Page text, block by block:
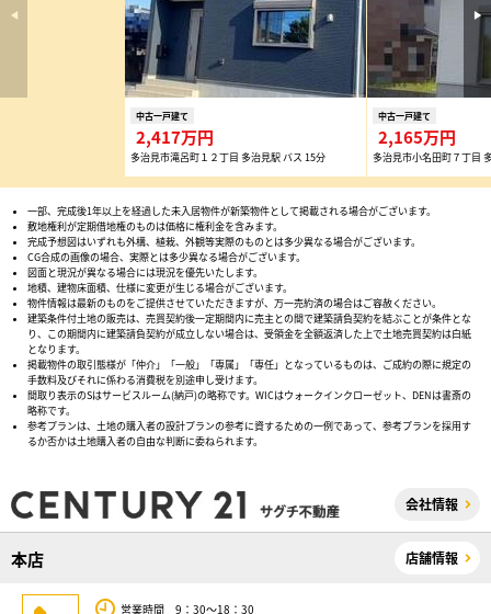
中古一戸建て
2,417万円
多治見市滝呂町１２丁目 多治見駅 バス 15分
中古一戸建て
2,165万円
多治見市小名田町７丁目
一部、完成後1年以上を経過した未入居物件が新築物件として掲載される場合がございます。
敷地権利が定期借地権のものは価格に権利金を含みます。
完成予想図はいずれも外構、植栽、外観等実際のものとは多少異なる場合がございます。
CG合成の画像の場合、実際とは多少異なる場合がございます。
図面と現況が異なる場合には現況を優先いたします。
地積、建物床面積、仕様に変更が生じる場合がございます。
物件情報は最新のものをご提供させていただきますが、万一売約済の場合はご容赦ください。
建築条件付土地の販売は、売買契約後一定期間内に売主との間で建築請負契約を結ぶことが条件とな
り、この期間内に建築請負契約が成立しない場合は、受領金を全額返済した上で土地売買契約は白紙
となります。
掲載物件の取引態様が「仲介」「一般」「専属」「専任」となっているものは、ご成約の際に規定の
手数料及びそれに係わる消費税を別途申し受けます。
間取り表示のSはサービスルーム(納戸)の略称です。WICはウォークインクローゼット、DENは書斎の
略称です。
参考プランは、土地の購入者の設計プランの参考に資するための一例であって、参考プランを採用す
るか否かは土地購入者の自由な判断に委ねられます。
会社情報
本店 店舗情報
営業時間 9：30～18：30